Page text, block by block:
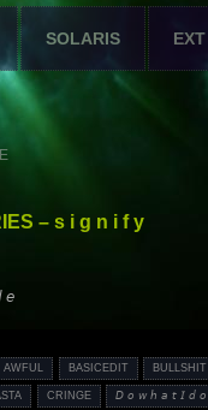
SOLARIS EXT
– s i g n i f y
𝘦
AWFUL BASICEDIT BULLSHIT
CRINGE 𝘋 𝘰 𝘸 𝘩 𝘢 𝘵 𝘐 𝘥 𝘰